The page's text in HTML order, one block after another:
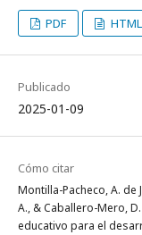
PDF HTML
Publicado
2025-01-09
Cómo citar
Montilla-Pacheco, A. de
A., & Caballero-Mero,
educativo para el